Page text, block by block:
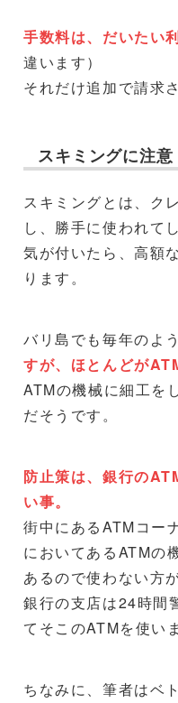
手数料は、だいたい
違います）
それだけ追加で請求
スキミングに注意
スキミングとは、ク
し、勝手に使われて
気が付いたら、高額
ります。
バリ島でも毎年のよ
すが、ほとんどが
ATMの機械に細工を
だそうです。
防止策は、銀行の
い事。
街中にあるATMコー
においてあるATMの
あるので使わない方
銀行の支店は24時間
てそこのATMを使い
ちなみに、筆者はベ